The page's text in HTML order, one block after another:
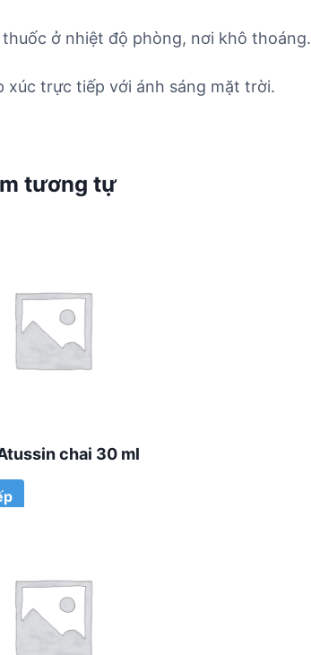
thuốc ở nhiệt độ phòng, nơi khô thoáng.
xúc trực tiếp với ánh sáng mặt trời.
tương tự
chai 30 ml